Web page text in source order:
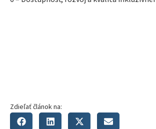
Zdieľať článok na: